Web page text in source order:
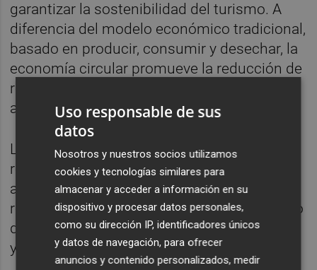
garantizar la sostenibilidad del turismo. A
diferencia del modelo económico tradicional,
basado en producir, consumir y desechar, la
economía circular promueve la reducción de
residuos, la reutilización de materiales y el
aprovechamiento eficiente de los recursos.
Los establecimientos hoteleros,
restaurantes y empresas turísticas pueden
adoptar prácticas circulares mediante la
reducción del consumo energético, el ahorro
de agua, la gestión responsable de residuos
y la utilización de productos locales.
Uso responsable de sus
datos
Nosotros y nuestros socios utilizamos
cookies y tecnologías similares para
almacenar y acceder a información en su
dispositivo y procesar datos personales,
como su dirección IP, identificadores únicos
y datos de navegación, para ofrecer
anuncios y contenido personalizados, medir